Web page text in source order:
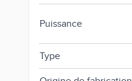
Puissance
Type